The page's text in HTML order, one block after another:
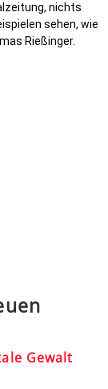
nichts
sehen, wie
Rießinger.
Gewalt